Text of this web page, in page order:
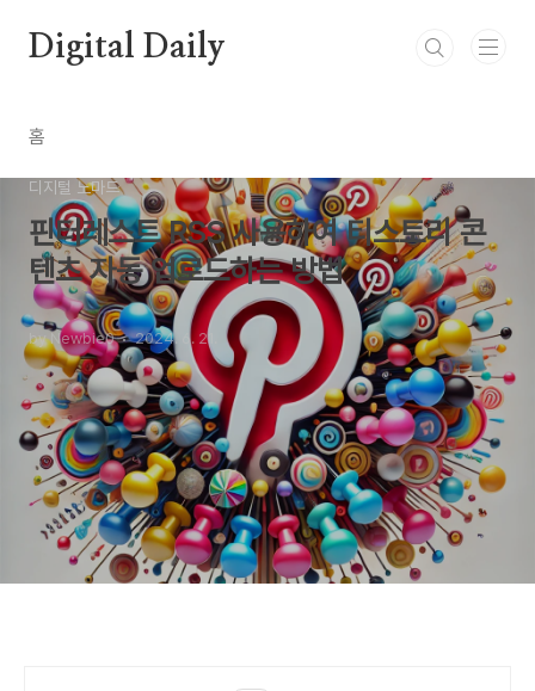
Digital Daily
홈
디지털 노마드
핀터레스트 RSS 사용하여 티스토리 콘
텐츠 자동 업로드하는 방법
by Newbie0 2024. 6. 21.